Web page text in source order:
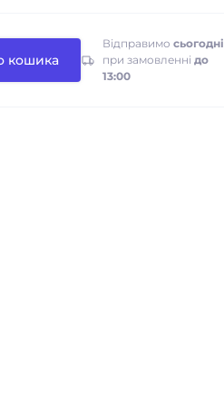
кошика
Відправимо сьогодні
при замовленні до
13:00